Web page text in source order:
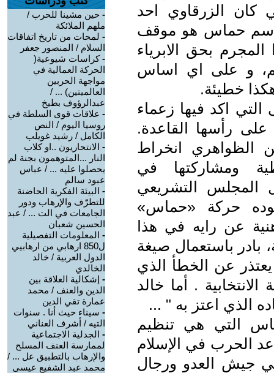
كان الزرقاوي احد
باسم حماس هو موقف
بحق الابرياء
و على اي اساس
خطيئة.
اكد فيها زعماء
على رأسها القاعدة.
الظواهري انخراط
ومشاركتها في
المجلس التشريعي
حركة «حماس»
عن رايه في هذا
بادر باستعمال صيغة
عن الخطأ الذي
. أما خالد
الذي اعتز به " ...
التي هي تنظيم
الحرب في الإسلام
جيش العدو ورجال
- حين مشينا للحرب /
ملهم الملائكة
- لمحات من تاريخ اتفاقات
السلام / المنصور جعفر
-كراسات شيوعية(
الحركة العمالية في
مواجهة الحربين
العالميتين) ... /
عبدالرؤوف بطيخ
- علاقات قوى السلطة في
روسيا اليوم / النص
الكامل / رشيد غويلب
- الانتحاريون ..او كلاب
النار ...المتوهمون بجنة لم
يحصلوا عليه ... / عباس
عبود سالم
- البيئة الفكرية الحاضنة
للتطرّف والإرهاب ودور
الجامعات في الت ... / عبد
الحسين شعبان
- المعلومات التفصيلية
ل850 ارهابي من ارهابيي
الدول العربية / خالد
الخالدي
- إشكالية العلاقة بين
الدين والعنف / محمد
عمارة تقي الدين
- سيناء حيث أنا . سنوات
التيه / أشرف العناني
- الجدلية الاجتماعية
لممارسة العنف المسلح
والإرهاب بالتطبيق عل ... /
محمد عبد الشفيع عيسى